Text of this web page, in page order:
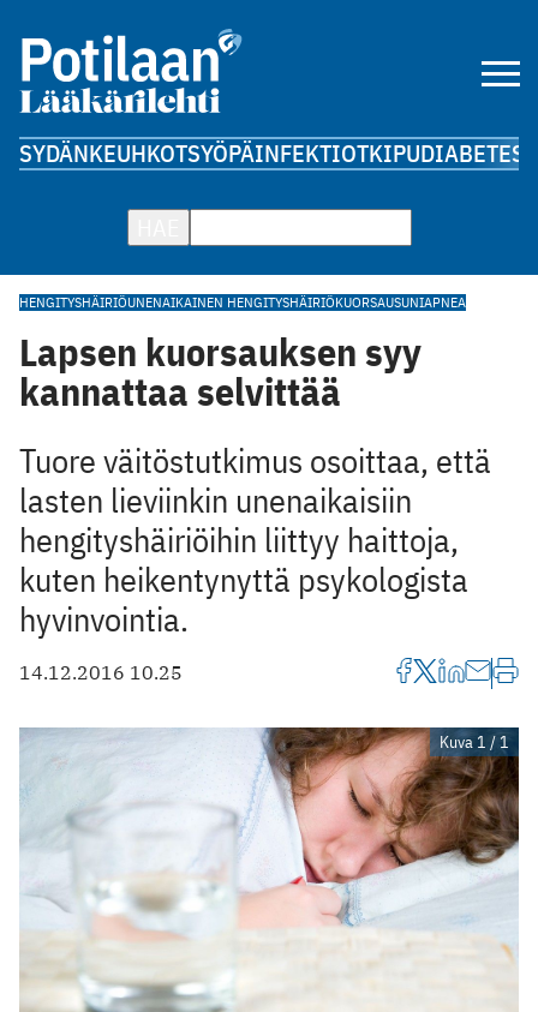
SYDÄNKEUHKOTSYÖPÄINFEKTIOTKIPUDIABETES
HENGITYSHÄIRIÖUNENAIKAINEN HENGITYSHÄIRIÖKUORSAUSUNIAPNEA
Lapsen kuorsauksen syy
kannattaa selvittää
Tuore väitöstutkimus osoittaa, että
lasten lieviinkin unenaikaisiin
hengityshäiriöihin liittyy haittoja,
kuten heikentynyttä psykologista
hyvinvointia.
14.12.2016 10.25
Kuva 1 / 1